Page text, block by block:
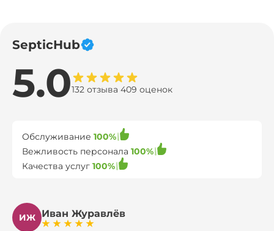
SepticHub
5.0132 отзыва 409 оценок
Обслуживание 100%
Вежливость персонала 100%
Качества услуг 100%
ИЖ Иван Журавлёв